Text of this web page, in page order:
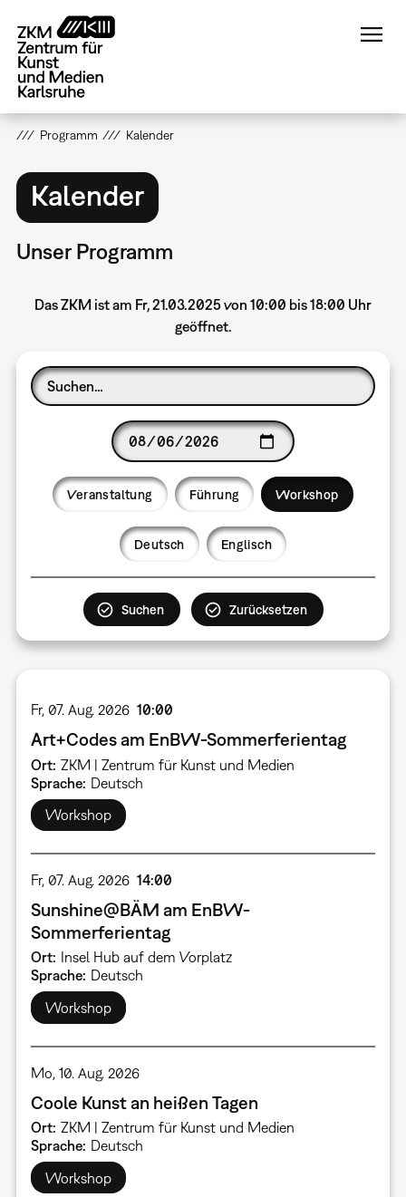
zum
Inhalt
Programm Kalender
Kalender
Unser Programm
Das ZKM ist am Fr, 21.03.2025 von 10:00 bis 18:00 Uhr
geöffnet.
Veranstaltung Führung Workshop
Deutsch Englisch
Fr, 07. Aug. 2026 10:00
Art+Codes am EnBW-Sommerferientag
Ort ZKM | Zentrum für Kunst und Medien
Sprache Deutsch
Workshop
Fr, 07. Aug. 2026 14:00
Sunshine@BÄM am EnBW-
Sommerferientag
Ort
Insel Hub auf dem Vorplatz
Sprache
Deutsch
Workshop
Mo, 10. Aug. 2026
Coole Kunst an heißen Tagen
Ort ZKM | Zentrum für Kunst und Medien
Sprache Deutsch
Workshop